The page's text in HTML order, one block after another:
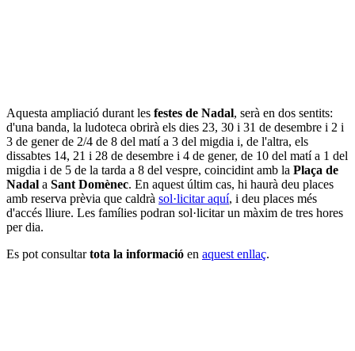
Aquesta ampliació durant les festes de Nadal, serà en dos sentits:
d'una banda, la ludoteca obrirà els dies 23, 30 i 31 de desembre i 2 i
3 de gener de 2/4 de 8 del matí a 3 del migdia i, de l'altra, els
dissabtes 14, 21 i 28 de desembre i 4 de gener, de 10 del matí a 1 del
migdia i de 5 de la tarda a 8 del vespre, coincidint amb la Plaça de
Nadal a Sant Domènec. En aquest últim cas, hi haurà deu places
amb reserva prèvia que caldrà sol·licitar aquí, i deu places més
d'accés lliure. Les famílies podran sol·licitar un màxim de tres hores
per dia.
Es pot consultartota la informació en aquest enllaç.